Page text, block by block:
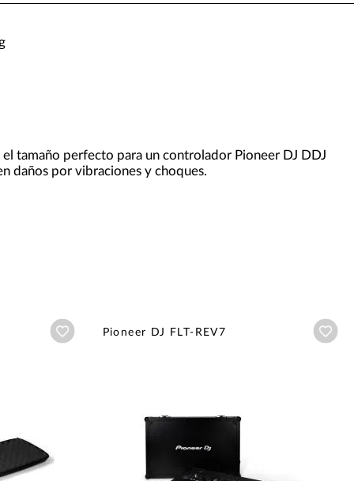
el tamaño perfecto para un controlador Pioneer DJ DDJ
daños por vibraciones y choques.
Añadir a wishlist
Pioneer DJ FLT-REV7